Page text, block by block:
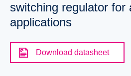
switching regulator for
applications
Download datasheet